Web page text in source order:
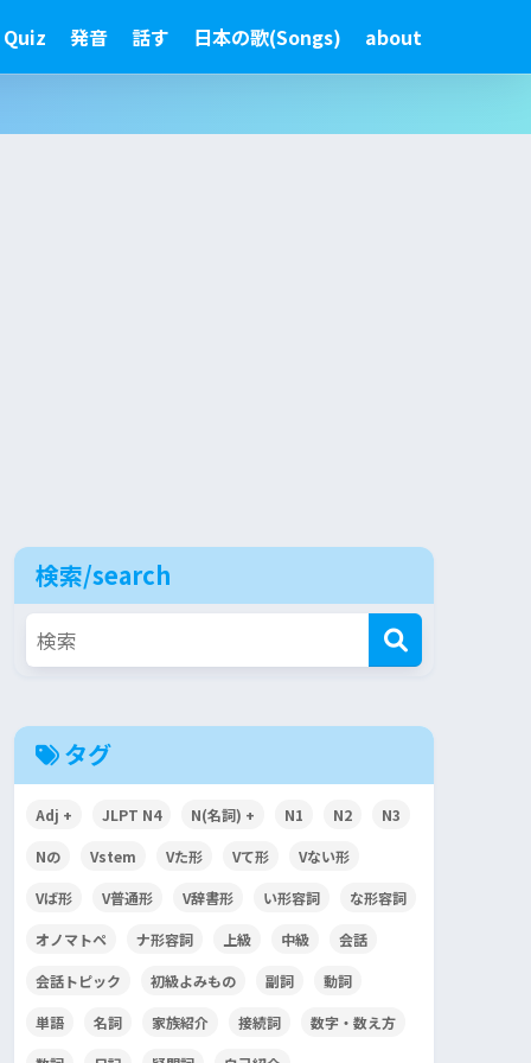
発音 話す 日本の歌(Songs) about
検索/search
タグ
Adj + JLPT N4 N(名詞) + N1 N2 N3
Nの Vstem Vた形 Vて形 Vない形
Vば形 V普通形 V辞書形 い形容詞 な形容詞
オノマトペ ナ形容詞 上級 中級 会話
会話トピック 初級よみもの 副詞 動詞
単語 名詞 家族紹介 接続詞 数字・数え方